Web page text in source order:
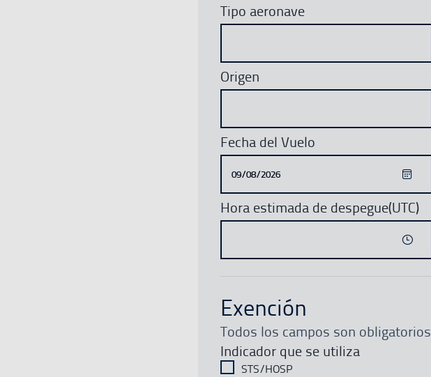
Tipo aeronave
Origen
Fecha del Vuelo
Hora estimada de despegue(UTC)
Exención
Todos los campos son obligatorios
Indicador que se utiliza
STS/HOSP